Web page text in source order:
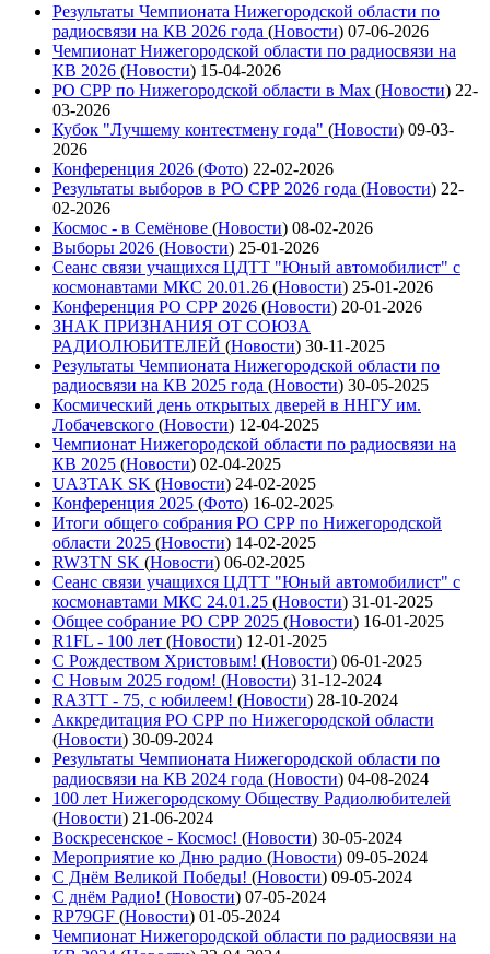
Результаты Чемпионата Нижегородской области по
радиосвязи на КВ 2026 года (Новости) 07-06-2026
Чемпионат Нижегородской области по радиосвязи на
КВ 2026 (Новости) 15-04-2026
РО СРР по Нижегородской области в Max (Новости) 22-
03-2026
Кубок "Лучшему контестмену года" (Новости) 09-03-
2026
Конференция 2026 (Фото) 22-02-2026
Результаты выборов в РО СРР 2026 года (Новости) 22-
02-2026
Космос - в Семёнове (Новости) 08-02-2026
Выборы 2026 (Новости) 25-01-2026
Сеанс связи учащихся ЦДТТ "Юный автомобилист" с
космонавтами МКС 20.01.26 (Новости) 25-01-2026
Конференция РО СРР 2026 (Новости) 20-01-2026
ЗНАК ПРИЗНАНИЯ ОТ СОЮЗА
РАДИОЛЮБИТЕЛЕЙ (Новости) 30-11-2025
Результаты Чемпионата Нижегородской области по
радиосвязи на КВ 2025 года (Новости) 30-05-2025
Космический день открытых дверей в ННГУ им.
Лобачевского (Новости) 12-04-2025
Чемпионат Нижегородской области по радиосвязи на
КВ 2025 (Новости) 02-04-2025
UA3TAK SK (Новости) 24-02-2025
Конференция 2025 (Фото) 16-02-2025
Итоги общего собрания РО СРР по Нижегородской
области 2025 (Новости) 14-02-2025
RW3TN SK (Новости) 06-02-2025
Сеанс связи учащихся ЦДТТ "Юный автомобилист" с
космонавтами МКС 24.01.25 (Новости) 31-01-2025
Общее собрание РО СРР 2025 (Новости) 16-01-2025
R1FL - 100 лет (Новости) 12-01-2025
С Рождеством Христовым! (Новости) 06-01-2025
С Новым 2025 годом! (Новости) 31-12-2024
RA3TT - 75, с юбилеем! (Новости) 28-10-2024
Аккредитация РО СРР по Нижегородской области
(Новости) 30-09-2024
Результаты Чемпионата Нижегородской области по
радиосвязи на КВ 2024 года (Новости) 04-08-2024
100 лет Нижегородскому Обществу Радиолюбителей
(Новости) 21-06-2024
Воскресенское - Космос! (Новости) 30-05-2024
Мероприятие ко Дню радио (Новости) 09-05-2024
С Днём Великой Победы! (Новости) 09-05-2024
С днём Радио! (Новости) 07-05-2024
RP79GF (Новости) 01-05-2024
Чемпионат Нижегородской области по радиосвязи на